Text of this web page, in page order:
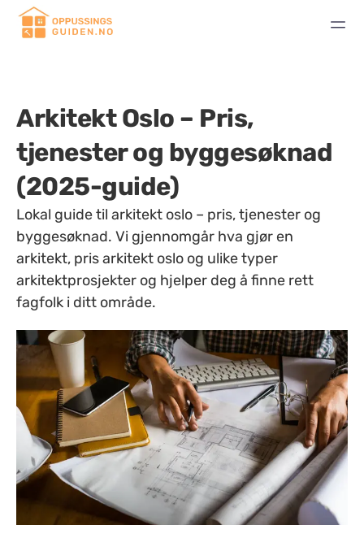
Arkitekt Oslo – Pris,
tjenester og byggesøknad
(2025-guide)
Lokal guide til arkitekt oslo – pris, tjenester og
byggesøknad. Vi gjennomgår hva gjør en
arkitekt, pris arkitekt oslo og ulike typer
arkitektprosjekter og hjelper deg å finne rett
fagfolk i ditt område.